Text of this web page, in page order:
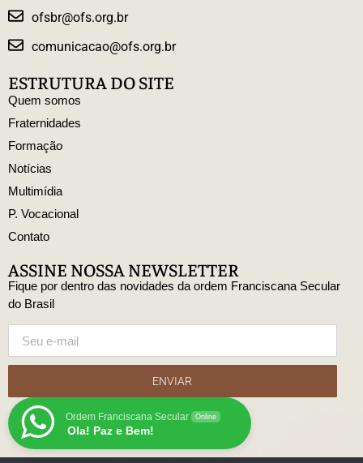
ofsbr@ofs.org.br
comunicacao@ofs.org.br
ESTRUTURA DO SITE
Quem somos
Fraternidades
Formação
Notícias
Multimídia
P. Vocacional
Contato
ASSINE NOSSA NEWSLETTER
Fique por dentro das novidades da ordem Franciscana Secular
do Brasil
ENVIAR
Ordem Franciscana Secular Online
Ola! Paz e Bem!